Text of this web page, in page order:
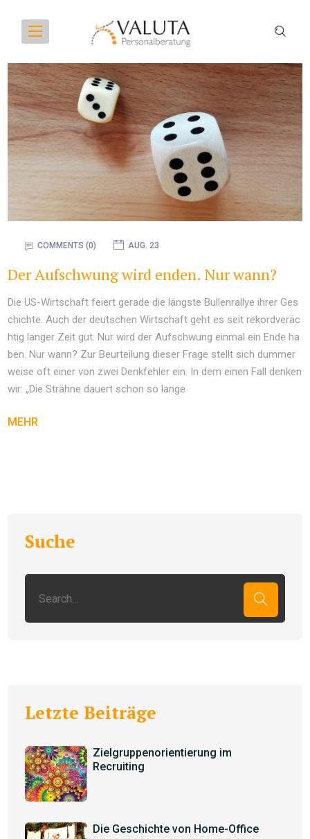
COMMENTS (0) AUG. 23
Der Aufschwung wird enden. Nur wann?
Die US-Wirtschaft feiert gerade die längste Bullenrallye ihrer Ges
chichte. Auch der deutschen Wirtschaft geht es seit rekordveräc
htig langer Zeit gut. Nur wird der Aufschwung einmal ein Ende ha
ben. Nur wann? Zur Beurteilung dieser Frage stellt sich dummer
weise oft einer von zwei Denkfehler ein. In dem einen Fall denken
wir: „Die Strähne dauert schon so lange
MEHR
Suche
Letzte Beiträge
Zielgruppenorientierung im
Recruiting
Die Geschichte von Home-Office